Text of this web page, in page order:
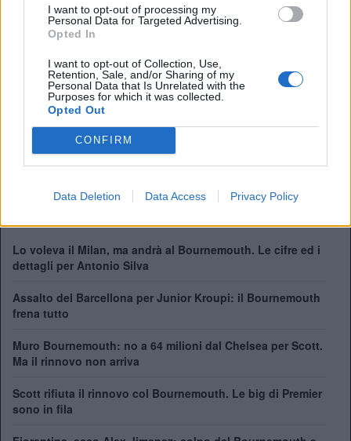
I want to opt-out of processing my
Personal Data for Targeted Advertising.
Opted In
I want to opt-out of Collection, Use,
Retention, Sale, and/or Sharing of my
Personal Data that Is Unrelated with the
Purposes for which it was collected.
Opted Out
CONFIRM
Data Deletion Data Access Privacy Policy
Anno di Fondazione:1890 come Boscombe St John's Institute FC
Stadio: Dean Court (11.700)
Bournemouth
Presidente:Bill Foley
Manager:Andoni Iraola
ALBO D'ORO
Lo voleva il Milan, ma andrà al Bournemouth. Le cifre ed i
dettagli per Antonio Silva
Assalto del Barcellona per Junior Kroupi: il Bournemouth
frena tutto
Muro Bournemouth: no a 64 milioni dal Chelsea per Scott.
Ma il rinnovo non arriva
Scott rifiuta il rinnovo col Bournemouth. Le big di Premier
sono in fila